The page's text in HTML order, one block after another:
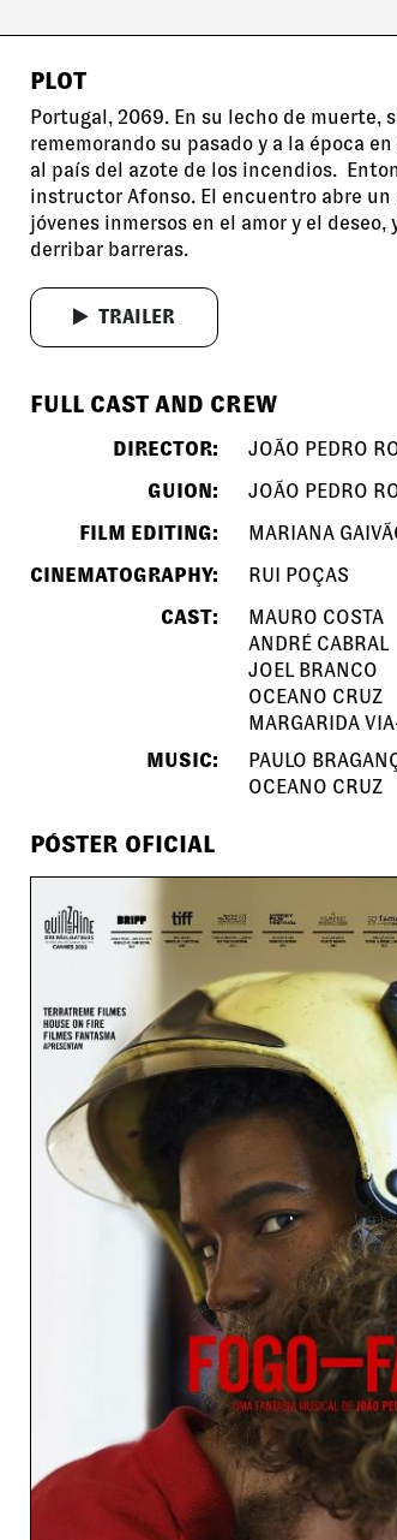
PLOT
Portugal, 2069. En su lecho de muerte,
rememorando su pasado y a la época
al país del azote de los incendios.
instructor Afonso. El encuentro abre
jóvenes inmersos en el amor y el
derribar barreras.
TRAILER
FULL CAST AND CREW
DIRECTOR:
JOÃO PEDRO
GUION:
JOÃO PEDRO
FILM EDITING:
MARIANA
CINEMATOGRAPHY:
RUI POÇAS
CAST:
MAURO COSTA
ANDRÉ CABRAL
JOEL BRANCO
OCEANO CRUZ
MARGARIDA
MUSIC:
PAULO
OCEANO CRUZ
PÓSTER OFICIAL